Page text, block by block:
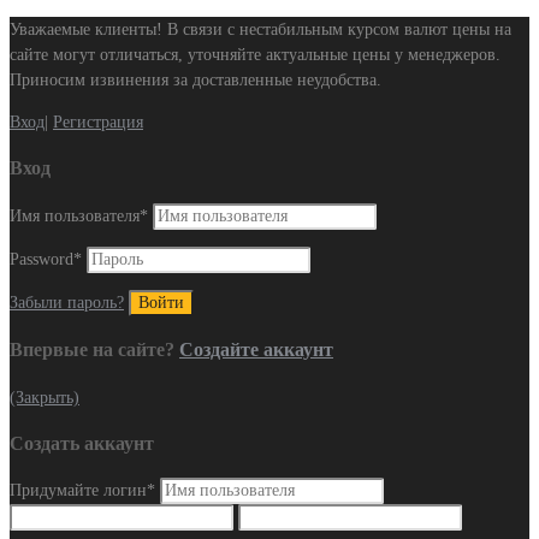
Уважаемые клиенты! В связи с нестабильным курсом валют цены на
сайте могут отличаться, уточняйте актуальные цены у менеджеров.
Приносим извинения за доставленные неудобства.
Вход Регистрация
Вход
Имя пользователя*
Password *
Забыли пароль?
Впервые на сайте? Создайте аккаунт
(Закрыть)
Создать аккаунт
Придумайте логин*